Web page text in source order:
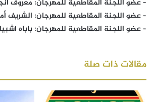
– عضو اللجنة المقاطعية للمهرجان: معروف
– عضو اللجنة المقاطعية للمهرجان: الشريف
– عضو اللجنة المقاطعية للمهرجان: باباه
مقالات ذات صلة